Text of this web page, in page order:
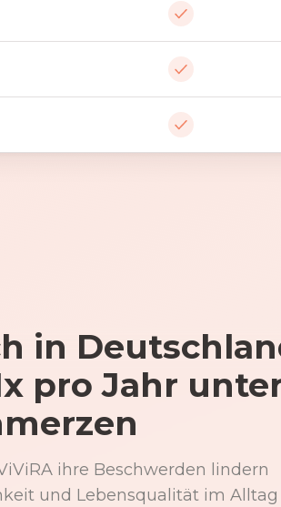
in
pro Jahr
ihre Beschwerden lindern
und Lebensqualität im Alltag